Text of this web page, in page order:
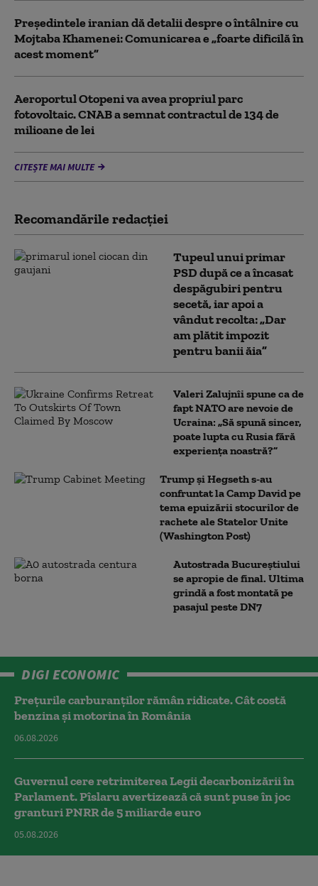
Preşedintele iranian dă detalii despre o întâlnire cu
Mojtaba Khamenei: Comunicarea e „foarte dificilă în
acest moment”
Aeroportul Otopeni va avea propriul parc
fotovoltaic. CNAB a semnat contractul de 134 de
milioane de lei
CITEȘTE MAI MULTE
Recomandările redacţiei
Tupeul unui primar
PSD după ce a încasat
despăgubiri pentru
secetă, iar apoi a
vândut recolta: „Dar
am plătit impozit
pentru banii ăia”
Valeri Zalujnîi spune ca de
fapt NATO are nevoie de
Ucraina: „Să spună sincer,
poate lupta cu Rusia fără
experiența noastră?”
Trump şi Hegseth s-au
confruntat la Camp David pe
tema epuizării stocurilor de
rachete ale Statelor Unite
(Washington Post)
Autostrada Bucureștiului
se apropie de final. Ultima
grindă a fost montată pe
pasajul peste DN7
DIGI ECONOMIC
Prețurile carburanților rămân ridicate. Cât costă
benzina și motorina în România
06.08.2026
Guvernul cere retrimiterea Legii decarbonizării în
Parlament. Pîslaru avertizează că sunt puse în joc
granturi PNRR de 5 miliarde euro
05.08.2026